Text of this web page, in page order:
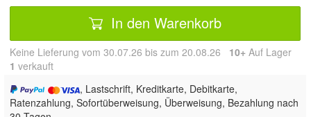
In den Warenkorb
Keine Lieferung vom 30.07.26 bis zum 20.08.26 10+ Auf Lager
1 verkauft
, Lastschrift, Kreditkarte, Debitkarte,
Ratenzahlung, Sofortüberweisung, Überweisung, Bezahlung nach